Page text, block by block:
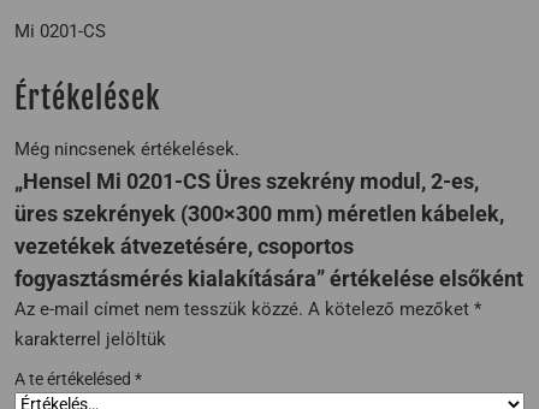
Mi 0201-CS
Értékelések
Még nincsenek értékelések.
„Hensel Mi 0201-CS Üres szekrény modul, 2-es,
üres szekrények (300×300 mm) méretlen kábelek,
vezetékek átvezetésére, csoportos
fogyasztásmérés kialakítására” értékelése elsőként
Az e-mail címet nem tesszük közzé. A kötelező mezőket *
karakterrel jelöltük
A te értékelésed *